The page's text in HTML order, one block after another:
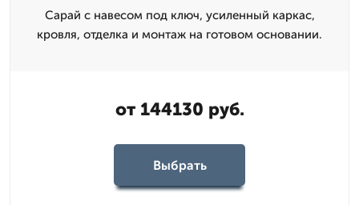
Сарай с навесом под ключ, усиленный каркас,
кровля, отделка и монтаж на готовом основании.
от 144130 руб.
Выбрать